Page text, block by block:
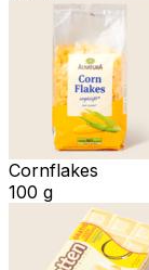
Cornflakes
100 g